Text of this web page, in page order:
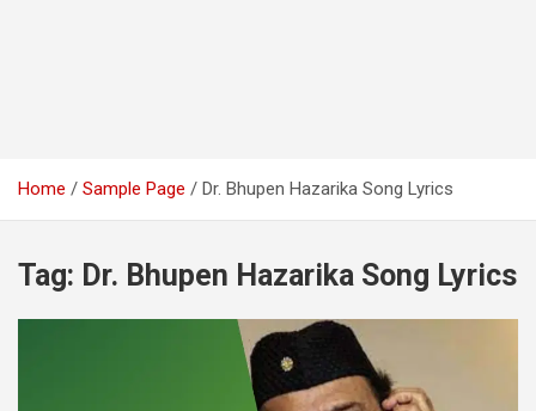
Home Sample Page Dr. Bhupen Hazarika Song Lyrics
Tag: Dr. Bhupen Hazarika Song Lyrics